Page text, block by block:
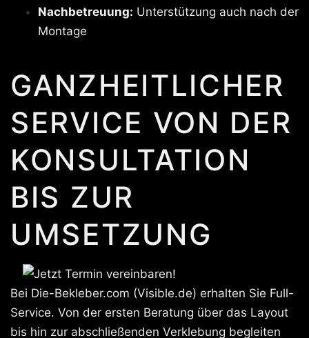
Nachbetreuung: Unterstützung auch nach der
Montage
GANZHEITLICHER
SERVICE VON DER
KONSULTATION
BIS ZUR
UMSETZUNG
Bei Die-Bekleber.com (Visible.de) erhalten Sie Full-
Service. Von der ersten Beratung über das Layout
bis hin zur abschließenden Verklebung begleiten